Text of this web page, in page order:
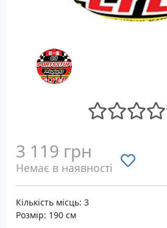
3 119 грн
Немає в наявності
Кількість місць: 3
Розмір: 190 см